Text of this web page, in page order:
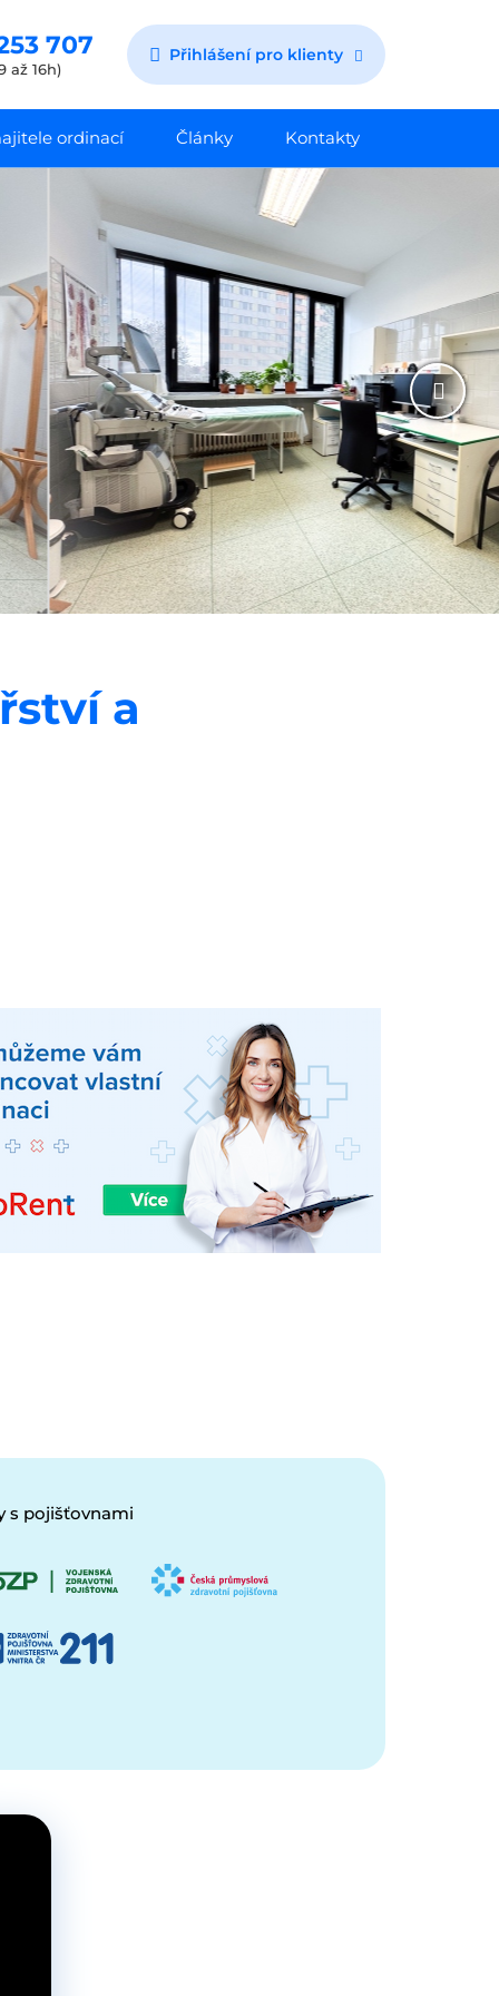
707
až 16h)
Přihlášení pro klienty
ordinací Články Kontakty
a
s pojišťovnami